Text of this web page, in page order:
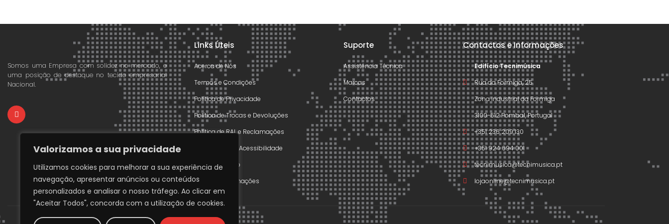
Valorizamos a sua privacidade
Utilizamos cookies para melhorar a sua experiência de
navegação, apresentar anúncios ou conteúdos
personalizados e analisar o nosso tráfego. Ao clicar em
"Aceitar Todos", concorda com a utilização de cookies.
Somos uma Empresa com solidez no mercado, e
uma posição de destaque no tecido empresarial
Nacional.
Links Úteis
Acerca de Nós
Termos e Condições
Política de Privacidade
Política de Trocas e Devoluções
Política de RAL e Reclamações
Declaração de Acessibilidade
Livre Resolução
Livro de Reclamações
Suporte
Assistência Técnica
Marcas
Contactos
Contactos e Informações
Edifício Tecnimúsica
Rua da Formiga, 25
Zona Industrial da Formiga
3100-512 Pombal, Portugal
+351 236 209 130
+351 924 694 001
tecnimusica@tecnimusica.pt
lojaonline@tecnimusica.pt